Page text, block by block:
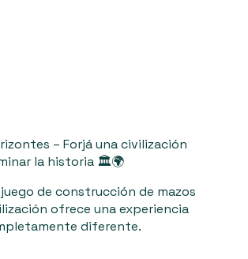
– Forjá una civilización
la historia 🏛️🌍
de construcción de mazos
ofrece una experiencia
diferente.